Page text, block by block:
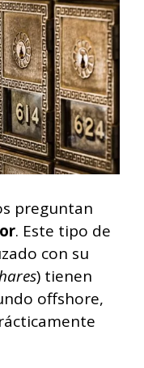
preguntan
. Este tipo de
con su
) tienen
offshore,